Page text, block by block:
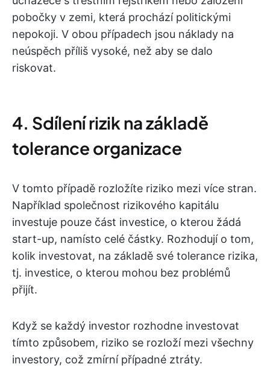
pobočky v zemi, která prochází politickými
nepokoji. V obou případech jsou náklady na
neúspěch příliš vysoké, než aby se dalo
riskovat.
4. Sdílení rizik na základě
tolerance organizace
V tomto případě rozložíte riziko mezi více stran.
Například společnost rizikového kapitálu
investuje pouze část investice, o kterou žádá
start-up, namísto celé částky. Rozhodují o tom,
kolik investovat, na základě své tolerance rizika,
tj. investice, o kterou mohou bez problémů
přijít.
Když se každý investor rozhodne investovat
tímto způsobem, riziko se rozloží mezi všechny
investory, což zmírní případné ztráty.